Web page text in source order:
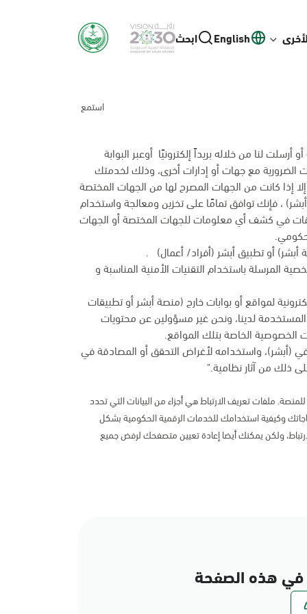
English ابحث
استمع
لنا من خلاله بريداً إلكترونيًا أوعبر البوابة
الضرورية مع جهات أو إدارات أخرى، وذلك لخدمتك
إذا كانت من الجهات المصرح لها من الجهات المختصة
، فإنك توافق تمامًا على تخزين ومعالجة واستخدام
في كشف أي معلومات للجهات المختصة أو الجهات
حكومي.
أو تطبيق أبشر (أفراد/ أعمال) .
المرسلة باستخدام التقنيات الأمنية المناسبة و
لمواقع أو بوابات خارج (منصة أبشر أو تطبيقات
لدينا، ونحن غير مسؤولين عن محتويات
الخاصة بتلك المواقع.
(أبشر)، واستخدامه لأغراض التحقق أو المصادقة في
ذلك من آثار نظامية."
ملفات تعريف الارتباط هي أجزاء من البيانات التي تحدد
وكيفية استخدامك للخدمات الرقمية الحكومية بشكل
ولكن يمكنك أيضا إعادة تعيين متصفحك لرفض جميع
هذه الصفحة